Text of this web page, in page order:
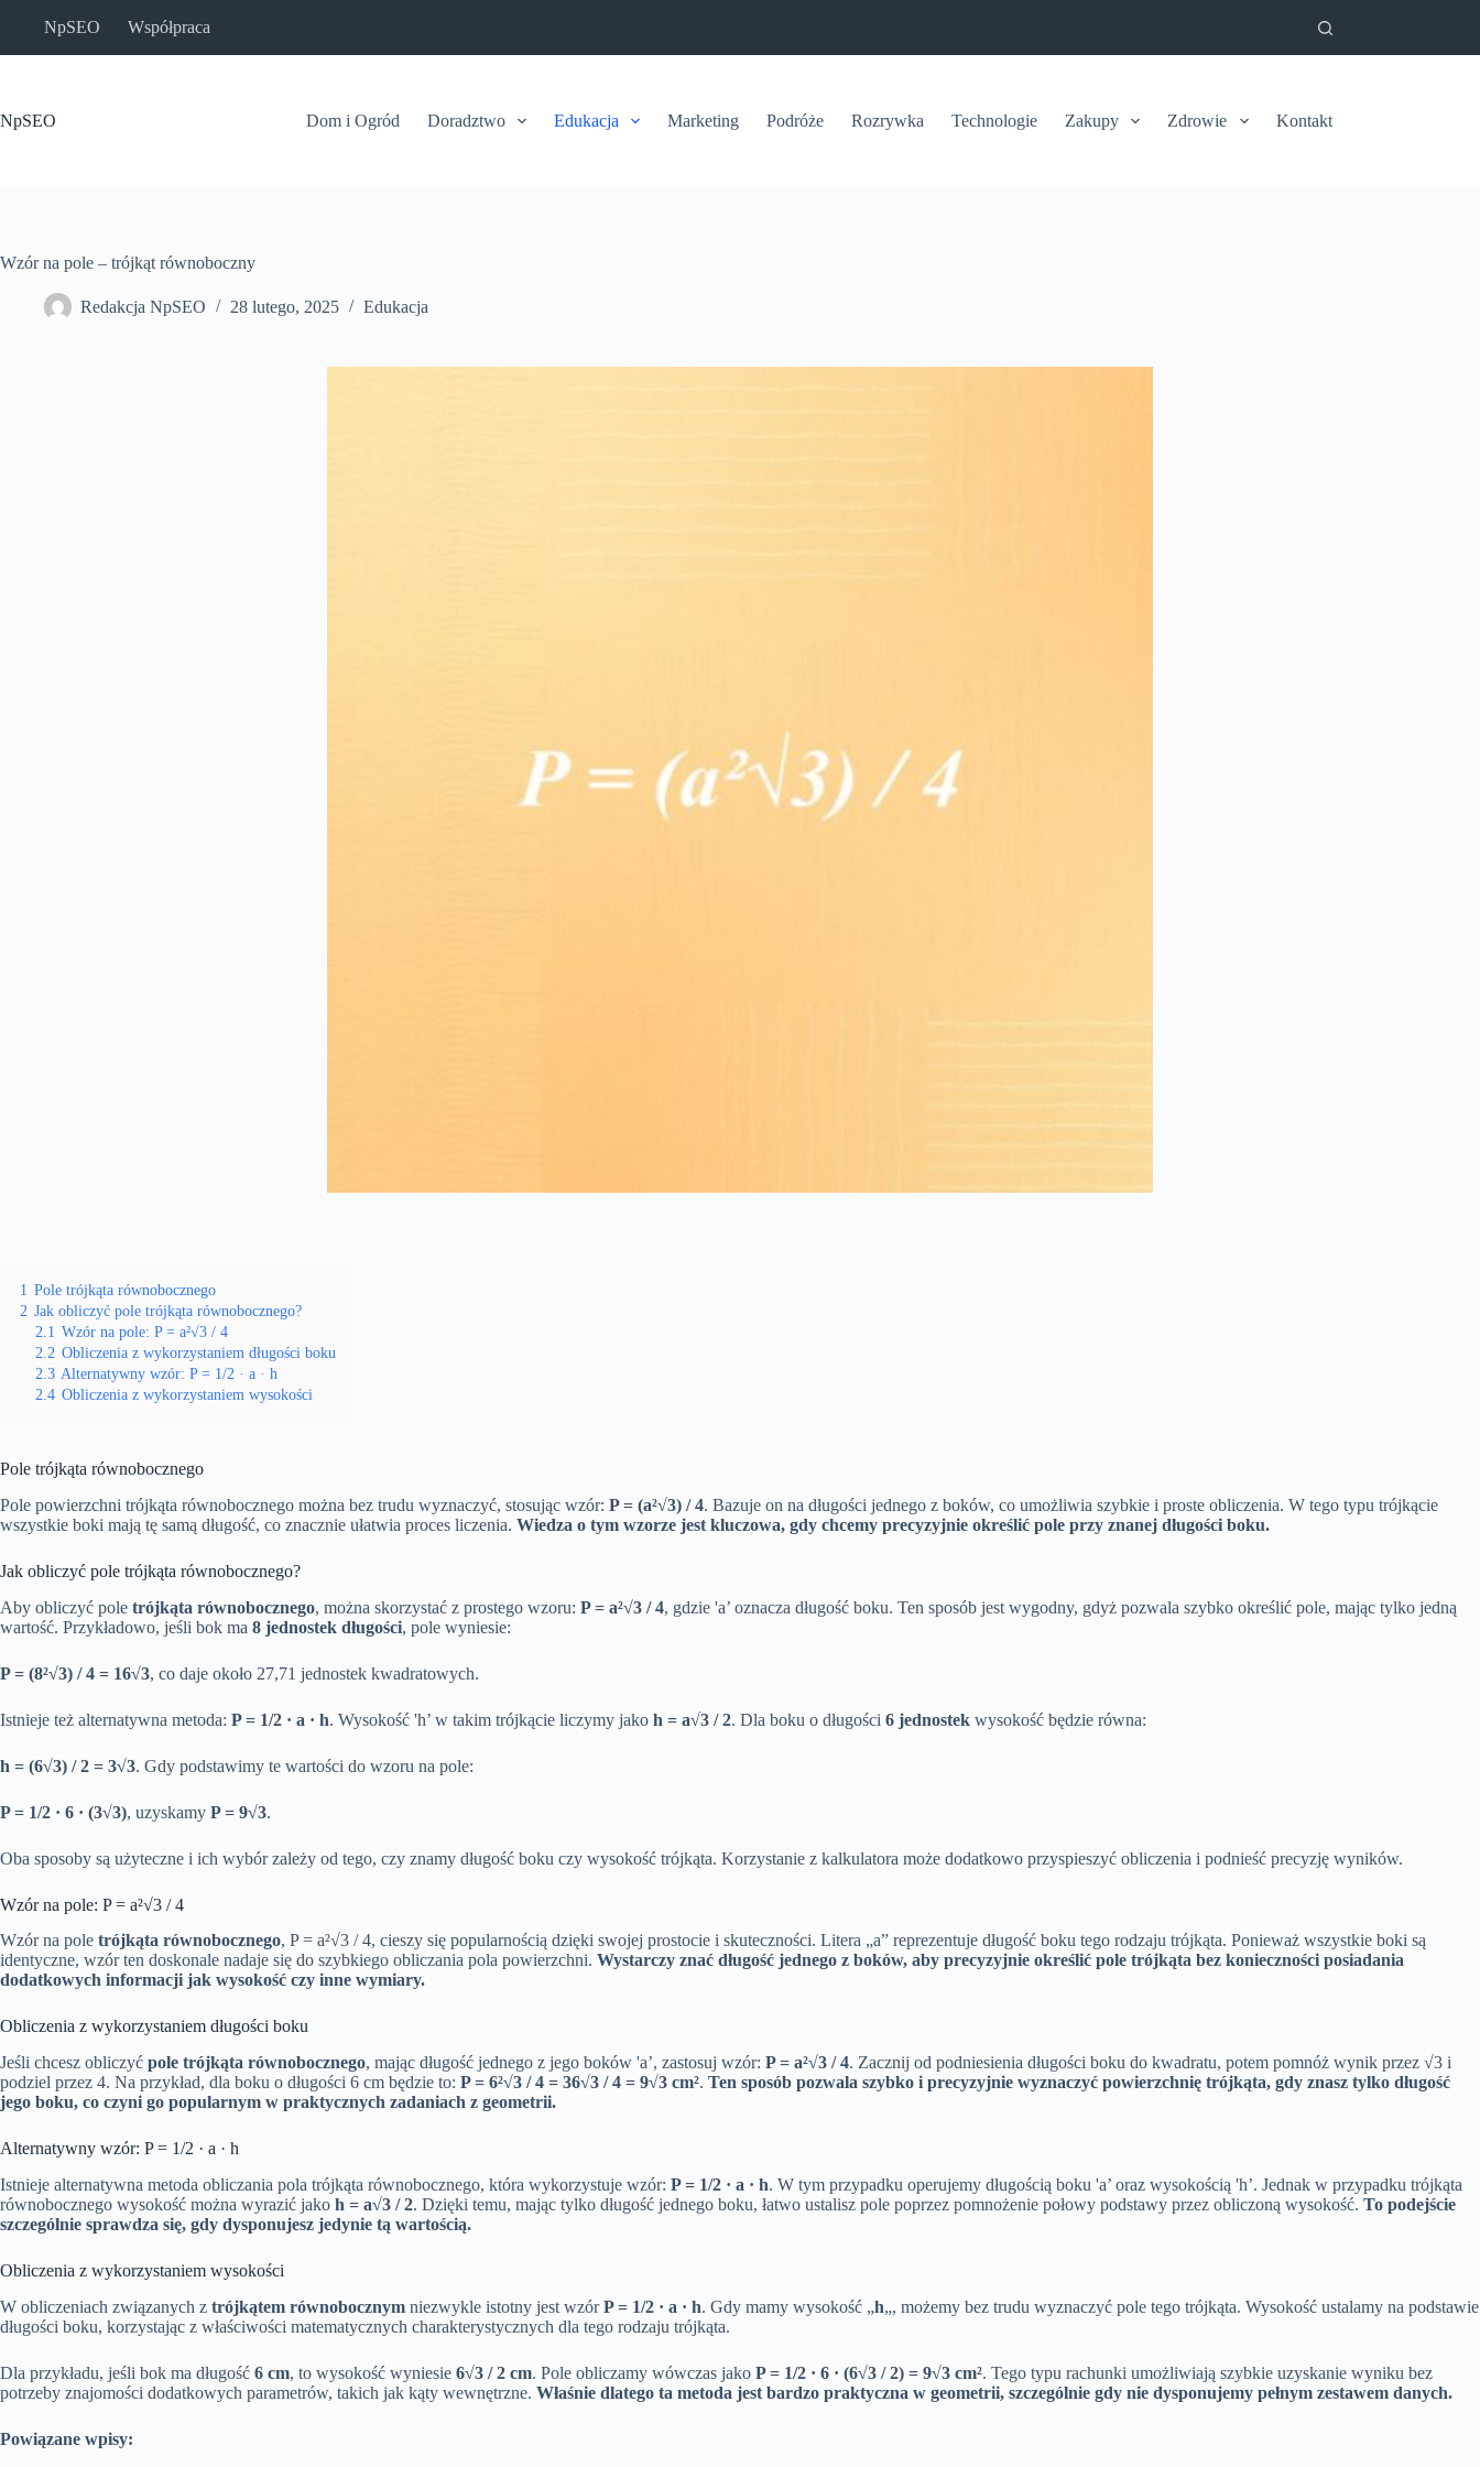
NpSEO Współpraca
NpSEO Dom i Ogród Doradztwo Edukacja Marketing Podróże Rozrywka Technologie Zakupy Zdrowie Kontakt
Wzór na pole – trójkąt równoboczny
Redakcja NpSEO 28 lutego, 2025 Edukacja
1 Pole trójkąta równobocznego
2 Jak obliczyć pole trójkąta równobocznego?
2.1 Wzór na pole: P = a²√3 / 4
2.2 Obliczenia z wykorzystaniem długości boku
2.3 Alternatywny wzór: P = 1/2 · a · h
2.4 Obliczenia z wykorzystaniem wysokości
Pole trójkąta równobocznego
Pole powierzchni trójkąta równobocznego można bez trudu wyznaczyć, stosując wzór: P = (a²√3) / 4. Bazuje on na długości jednego z boków, co umożliwia szybkie i proste obliczenia. W tego typu trójkącie
wszystkie boki mają tę samą długość, co znacznie ułatwia proces liczenia. Wiedza o tym wzorze jest kluczowa, gdy chcemy precyzyjnie określić pole przy znanej długości boku.
Jak obliczyć pole trójkąta równobocznego?
Aby obliczyć pole trójkąta równobocznego, można skorzystać z prostego wzoru: P = a²√3 / 4, gdzie 'a’ oznacza długość boku. Ten sposób jest wygodny, gdyż pozwala szybko określić pole, mając tylko jedną
wartość. Przykładowo, jeśli bok ma 8 jednostek długości, pole wyniesie:
P = (8²√3) / 4 = 16√3, co daje około 27,71 jednostek kwadratowych.
Istnieje też alternatywna metoda: P = 1/2 · a · h. Wysokość 'h’ w takim trójkącie liczymy jako h = a√3 / 2. Dla boku o długości 6 jednostek wysokość będzie równa:
h = (6√3) / 2 = 3√3. Gdy podstawimy te wartości do wzoru na pole:
P = 1/2 · 6 · (3√3), uzyskamy P = 9√3.
Oba sposoby są użyteczne i ich wybór zależy od tego, czy znamy długość boku czy wysokość trójkąta. Korzystanie z kalkulatora może dodatkowo przyspieszyć obliczenia i podnieść precyzję wyników.
Wzór na pole: P = a²√3 / 4
Wzór na pole trójkąta równobocznego, P = a²√3 / 4, cieszy się popularnością dzięki swojej prostocie i skuteczności. Litera „a” reprezentuje długość boku tego rodzaju trójkąta. Ponieważ wszystkie boki są
identyczne, wzór ten doskonale nadaje się do szybkiego obliczania pola powierzchni. Wystarczy znać długość jednego z boków, aby precyzyjnie określić pole trójkąta bez konieczności posiadania
dodatkowych informacji jak wysokość czy inne wymiary.
Obliczenia z wykorzystaniem długości boku
Jeśli chcesz obliczyć pole trójkąta równobocznego, mając długość jednego z jego boków 'a’, zastosuj wzór: P = a²√3 / 4. Zacznij od podniesienia długości boku do kwadratu, potem pomnóż wynik przez √3 i
podziel przez 4. Na przykład, dla boku o długości 6 cm będzie to: P = 6²√3 / 4 = 36√3 / 4 = 9√3 cm². Ten sposób pozwala szybko i precyzyjnie wyznaczyć powierzchnię trójkąta, gdy znasz tylko długość
jego boku, co czyni go popularnym w praktycznych zadaniach z geometrii.
Alternatywny wzór: P = 1/2 · a · h
Istnieje alternatywna metoda obliczania pola trójkąta równobocznego, która wykorzystuje wzór: P = 1/2 · a · h. W tym przypadku operujemy długością boku 'a’ oraz wysokością 'h’. Jednak w przypadku trójkąta
równobocznego wysokość można wyrazić jako h = a√3 / 2. Dzięki temu, mając tylko długość jednego boku, łatwo ustalisz pole poprzez pomnożenie połowy podstawy przez obliczoną wysokość. To podejście
szczególnie sprawdza się, gdy dysponujesz jedynie tą wartością.
Obliczenia z wykorzystaniem wysokości
W obliczeniach związanych z trójkątem równobocznym niezwykle istotny jest wzórP = 1/2 · a · h. Gdy mamy wysokość „h„, możemy bez trudu wyznaczyć pole tego trójkąta. Wysokość ustalamy na podstawie
długości boku, korzystając z właściwości matematycznych charakterystycznych dla tego rodzaju trójkąta.
Dla przykładu, jeśli bok ma długość 6 cm, to wysokość wyniesie 6√3 / 2 cm. Pole obliczamy wówczas jako P = 1/2 · 6 · (6√3 / 2) = 9√3 cm². Tego typu rachunki umożliwiają szybkie uzyskanie wyniku bez
potrzeby znajomości dodatkowych parametrów, takich jak kąty wewnętrzne. Właśnie dlatego ta metoda jest bardzo praktyczna w geometrii, szczególnie gdy nie dysponujemy pełnym zestawem danych.
Powiązane wpisy: